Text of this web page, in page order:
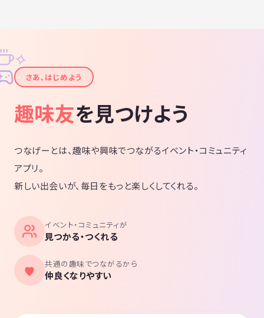
✦
✧
さあ、はじめよう
趣味友を見つけよう
つなげーとは、趣味や興味でつながるイベント・コミュニティ
アプリ。
新しい出会いが、毎日をもっと楽しくしてくれる。
イベント・コミュニティが
見つかる・つくれる
共通の趣味でつながるから
仲良くなりやすい